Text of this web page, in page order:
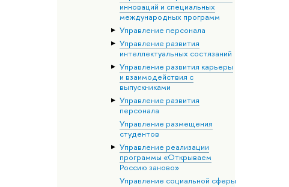
инноваций и специальных
международных программ
Управление персонала
Управление развития
интеллектуальных состязаний
Управление развития карьеры
и взаимодействия с
выпускниками
Управление развития
персонала
Управление размещения
студентов
Управление реализации
программы «Открываем
Россию заново»
Управление социальной сферы